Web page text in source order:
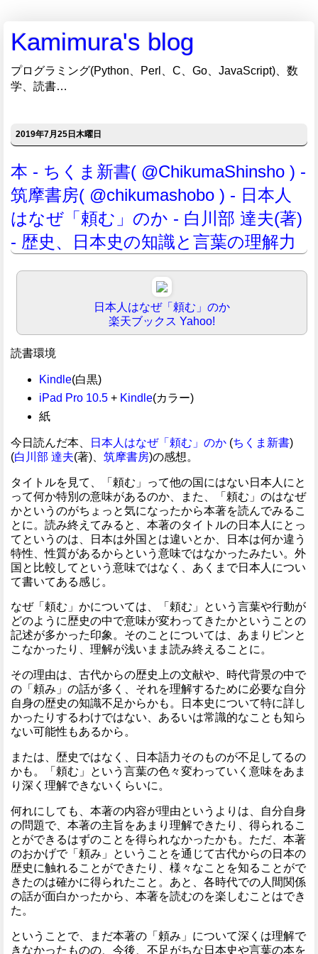
Kamimura's blog
プログラミング(Python、Perl、C、Go、JavaScript)、数
学、読書…
2019年7月25日木曜日
本 - ちくま新書( @ChikumaShinsho ) -
筑摩書房( @chikumashobo ) - 日本人
はなぜ「頼む」のか - 白川部 達夫(著)
- 歴史、日本史の知識と言葉の理解力
日本人はなぜ「頼む」のか
楽天ブックス Yahoo!
読書環境
Kindle(白黒)
iPad Pro 10.5+ Kindle(カラー)
紙
今日読んだ本、 日本人はなぜ「頼む」のか (ちくま新書)
(白川部 達夫(著)、 筑摩書房)の感想。
タイトルを見て、「頼む」って他の国にはない日本人にと
って何か特別の意味があるのか、また、「頼む」のはなぜ
かというのがちょっと気になったから本著を読んでみるこ
とに。読み終えてみると、本著のタイトルの日本人にとっ
てというのは、日本は外国とは違いとか、日本は何か違う
特性、性質があるからという意味ではなかったみたい。外
国と比較してという意味ではなく、あくまで日本人につい
て書いてある感じ。
なぜ「頼む」かについては、「頼む」という言葉や行動が
どのように歴史の中で意味が変わってきたかということの
記述が多かった印象。そのことについては、あまりピンと
こなかったり、理解が浅いまま読み終えることに。
その理由は、古代からの歴史上の文献や、時代背景の中で
の「頼み」の話が多く、それを理解するために必要な自分
自身の歴史の知識不足からかも。日本史について特に詳し
かったりするわけではない、あるいは常識的なことも知ら
ない可能性もあるから。
または、歴史ではなく、日本語力そのものが不足してるの
かも。「頼む」という言葉の色々変わっていく意味をあま
り深く理解できないくらいに。
何れにしても、本著の内容が理由というよりは、自分自身
の問題で、本著の主旨をあまり理解できたり、得られるこ
とができるはずのことを得られなかったかも。ただ、本著
のおかげで「頼み」ということを通じて古代からの日本の
歴史に触れることができたり、様々なことを知ることがで
きたのは確かに得られたこと。あと、各時代での人間関係
の話が面白かったから、本著を読むのを楽しむことはでき
た。
ということで、まだ本著の「頼み」について深くは理解で
きなかったものの、今後、不足がちな日本史や言葉の本を